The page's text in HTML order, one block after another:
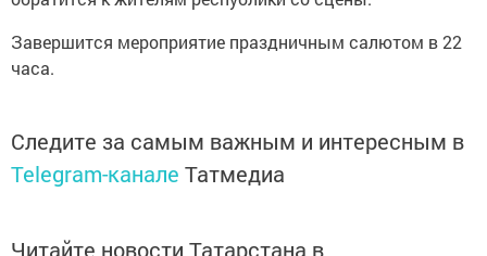
Завершится мероприятие праздничным салютом в 22
часа.
Следите за самым важным и интересным в
Telegram-канале Татмедиа
Читайте новости Татарстана в